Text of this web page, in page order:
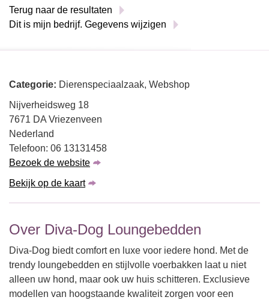
Terug naar de resultaten
Dit is mijn bedrijf. Gegevens wijzigen
Categorie: Dierenspeciaalzaak, Webshop
Nijverheidsweg 18
7671 DA Vriezenveen
Nederland
Telefoon: 06 13131458
Bezoek de website
Bekijk op de kaart
Over Diva-Dog Loungebedden
Diva-Dog biedt comfort en luxe voor iedere hond. Met de
trendy loungebedden en stijlvolle voerbakken laat u niet
alleen uw hond, maar ook uw huis schitteren. Exclusieve
modellen van hoogstaande kwaliteit zorgen voor een